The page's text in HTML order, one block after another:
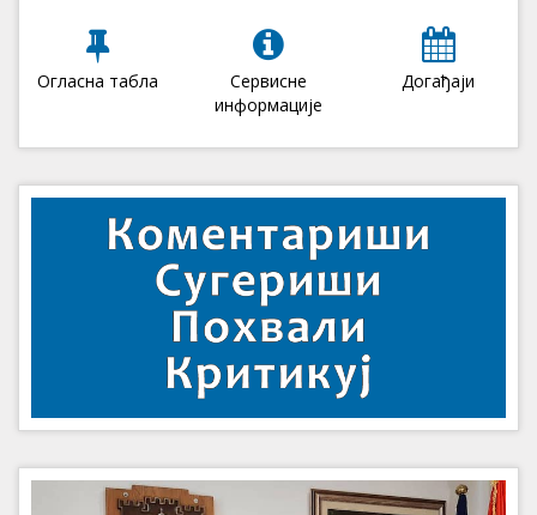
Огласна табла
Сервисне
информације
Догађаји